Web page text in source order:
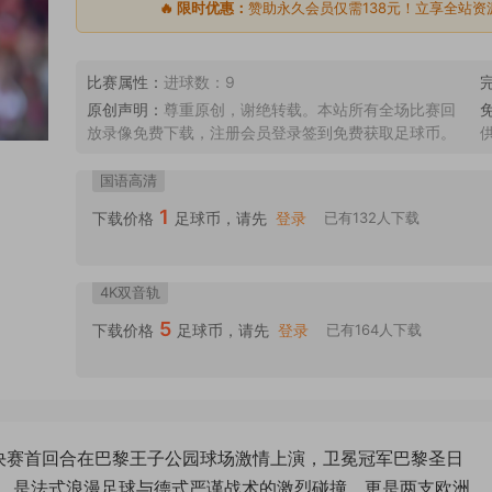
🔥 限时优惠： 赞助永久会员仅需138元！立享全站
比赛属性： 进球数：9
原创声明： 尊重原创，谢绝转载。本站所有全场比赛回
放录像免费下载，注册会员登录签到免费获取足球币。
国语高清
下载价格 1 足球币，请先 登录 已有132人下载
4K双音轨
下载价格 5 足球币，请先 登录 已有164人下载
首回合在巴黎王子公园球场激情上演，卫冕冠军巴黎圣日
法式浪漫足球与德式严谨战术的激烈碰撞，更是两支欧洲